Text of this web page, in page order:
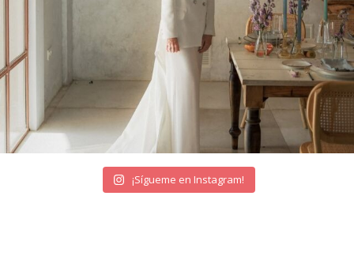
¡Sígueme en Instagram!